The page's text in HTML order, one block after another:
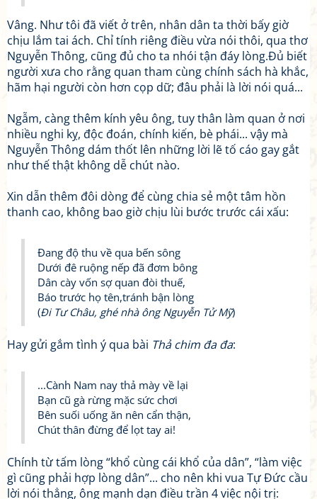
Vâng. Như tôi đã viết ở trên, nhân dân ta thời bấy giờ
chịu lắm tai ách. Chỉ tính riêng điều vừa nói thôi, qua thơ
Nguyễn Thông, cũng đủ cho ta nhói tận đáy lòng.Đủ biết
người xưa cho rằng quan tham cùng chính sách hà khắc,
hãm hại người còn hơn cọp dữ; đâu phải là lời nói quá...
Ngẫm, càng thêm kính yêu ông, tuy thân làm quan ở nơi
nhiều nghi kỵ, độc đoán, chính kiến, bè phái... vậy mà
Nguyễn Thông dám thốt lên những lời lẽ tố cáo gay gắt
như thế thật không dễ chút nào.
Xin dẫn thêm đôi dòng để cùng chia sẻ một tâm hồn
thanh cao, không bao giờ chịu lùi bước trước cái xấu:
Đang độ thu về qua bến sông
Dưới đê ruộng nếp đã đơm bông
Dân cày vốn sợ quan đòi thuế,
Báo trước họ tên,tránh bận lòng
(Đi Tư Châu, ghé nhà ông Nguyễn Tử Mỹ)
Hay gửi gắm tình ý qua bài Thả chim đa đa:
...Cành Nam nay thả mày về lại
Bạn cũ gà rừng mặc sức chơi
Bên suối uống ăn nên cẩn thận,
Chút thân đừng để lọt tay ai!
Chính từ tấm lòng “khổ cùng cái khổ của dân”, “làm việc
gì cũng phải hợp lòng dân”... cho nên khi vua Tự Đức cầu
lời nói thẳng, ông mạnh dạn điều trần 4 việc nội trị: